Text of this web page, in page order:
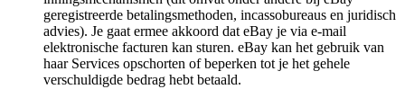
geregistreerde betalingsmethoden, incassobureaus en juridisch
advies). Je gaat ermee akkoord dat eBay je via e-mail
elektronische facturen kan sturen. eBay kan het gebruik van
haar Services opschorten of beperken tot je het gehele
verschuldigde bedrag hebt betaald.